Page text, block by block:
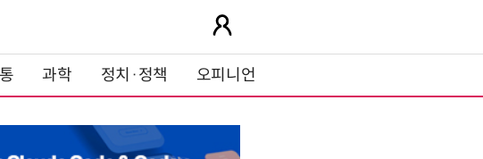
과학 정치·정책 오피니언